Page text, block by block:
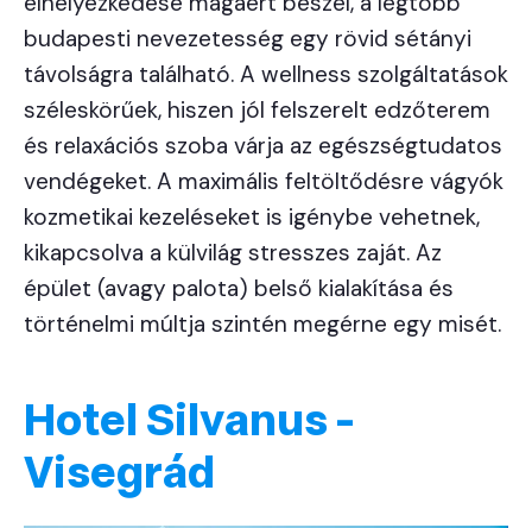
budapesti nevezetesség egy rövid sétányi
távolságra található. A wellness szolgáltatások
széleskörűek, hiszen jól felszerelt edzőterem
és relaxációs szoba várja az egészségtudatos
vendégeket. A maximális feltöltődésre vágyók
kozmetikai kezeléseket is igénybe vehetnek,
kikapcsolva a külvilág stresszes zaját. Az
épület (avagy palota) belső kialakítása és
történelmi múltja szintén megérne egy misét.
Hotel Silvanus -
Visegrád